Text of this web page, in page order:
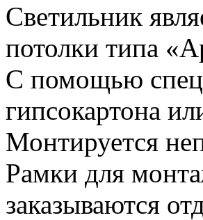
Светильник
потолки типа
С помощью
гипсокартона
Монтируется
Рамки для
заказываются